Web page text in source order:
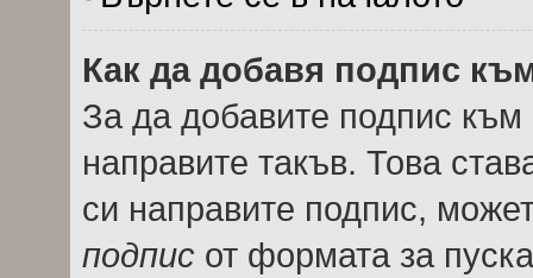
Как да добавя подпис
За да добавите подпис
направите такъв. Това
си направите подпис,
подпис от формата за